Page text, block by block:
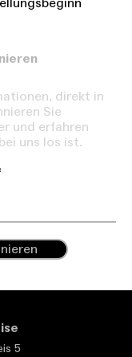
direkt in
Sie
und erfahren
uns los ist.
5